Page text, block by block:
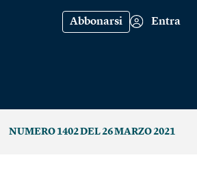
Abbonarsi Entra
NUMERO 1402 DEL 26 MARZO 2021